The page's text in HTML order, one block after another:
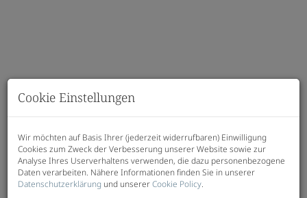
Beschreibung
Cookie Einstellungen
Wir möchten auf Basis Ihrer (jederzeit widerrufbaren) Einwilligung
Cookies zum Zweck der Verbesserung unserer Website sowie zur
Analyse Ihres Userverhaltens verwenden, die dazu personenbezogene
Daten verarbeiten. Nähere Informationen finden Sie in unserer
Datenschutzerklärung und unsererCookie Policy.